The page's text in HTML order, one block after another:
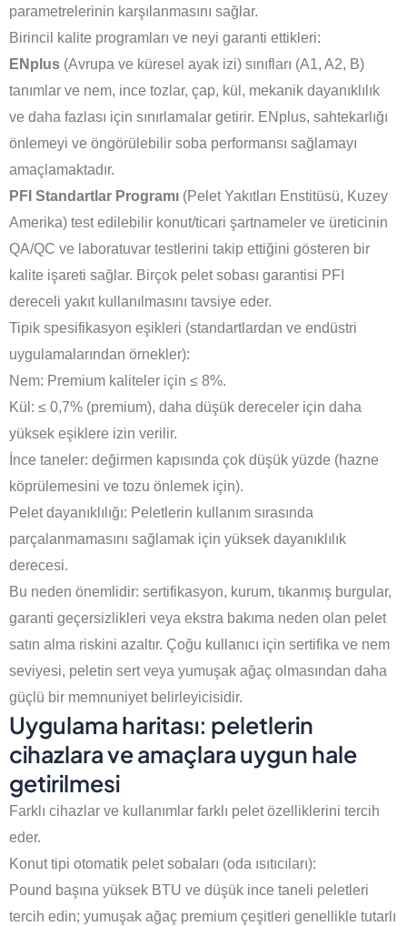
parametrelerinin karşılanmasını sağlar.
Birincil kalite programları ve neyi garanti ettikleri:
ENplus (Avrupa ve küresel ayak izi) sınıfları (A1, A2, B)
tanımlar ve nem, ince tozlar, çap, kül, mekanik dayanıklılık
ve daha fazlası için sınırlamalar getirir. ENplus, sahtekarlığı
önlemeyi ve öngörülebilir soba performansı sağlamayı
amaçlamaktadır.
PFI Standartlar Programı (Pelet Yakıtları Enstitüsü, Kuzey
Amerika) test edilebilir konut/ticari şartnameler ve üreticinin
QA/QC ve laboratuvar testlerini takip ettiğini gösteren bir
kalite işareti sağlar. Birçok pelet sobası garantisi PFI
dereceli yakıt kullanılmasını tavsiye eder.
Tipik spesifikasyon eşikleri (standartlardan ve endüstri
uygulamalarından örnekler):
Nem: Premium kaliteler için ≤ 8%.
Kül: ≤ 0,7% (premium), daha düşük dereceler için daha
yüksek eşiklere izin verilir.
İnce taneler: değirmen kapısında çok düşük yüzde (hazne
köprülemesini ve tozu önlemek için).
Pelet dayanıklılığı: Peletlerin kullanım sırasında
parçalanmamasını sağlamak için yüksek dayanıklılık
derecesi.
Bu neden önemlidir: sertifikasyon, kurum, tıkanmış burgular,
garanti geçersizlikleri veya ekstra bakıma neden olan pelet
satın alma riskini azaltır. Çoğu kullanıcı için sertifika ve nem
seviyesi, peletin sert veya yumuşak ağaç olmasından daha
güçlü bir memnuniyet belirleyicisidir.
Uygulama haritası: peletlerin
cihazlara ve amaçlara uygun hale
getirilmesi
Farklı cihazlar ve kullanımlar farklı pelet özelliklerini tercih
eder.
Konut tipi otomatik pelet sobaları (oda ısıtıcıları):
Pound başına yüksek BTU ve düşük ince taneli peletleri
tercih edin; yumuşak ağaç premium çeşitleri genellikle tutarlı